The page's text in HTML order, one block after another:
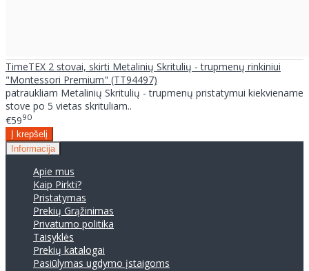
TimeTEX 2 stovai, skirti Metalinių Skritulių - trupmenų rinkiniui
"Montessori Premium" (TT94497)
patraukliam Metalinių Skritulių - trupmenų pristatymui kiekviename
stove po 5 vietas skrituliam..
€5990
Informacija
Apie mus
Kaip Pirkti?
Pristatymas
Prekių Grąžinimas
Privatumo politika
Taisyklės
Prekių katalogai
Pasiūlymas ugdymo įstaigoms